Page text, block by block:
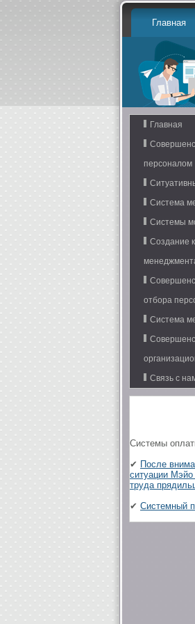
Главная
Главная
персоналом
Система
Системы
Создание
отбора
Система
Связь с
Системы
✔ После
ситуации
труда
✔ Системный